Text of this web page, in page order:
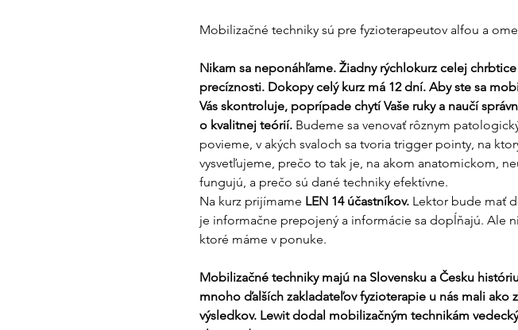
Mobilizačné techniky sú pre fyzioterapeutov alfou a
Nikam sa neponáhľame. Žiadny rýchlokurz celej
precíznosti. Dokopy celý kurz má 12 dní. Aby ste sa
Vás skontroluje, poprípade chytí Vaše ruky a naučí
o kvalitnej teórií. Budeme sa venovať rôznym
povieme, v akých svaloch sa tvoria trigger pointy, na
vysvetľujeme, prečo to tak je, na akom anatomickom,
fungujú, a prečo sú dané techniky efektívne.
Na kurz prijímame LEN 14 účastníkov. Lektor bude mať
je informačne prepojený a informácie sa dopĺňajú. Ale
ktoré máme v ponuke.
Mobilizačné techniky majú na Slovensku a Česku
mnoho ďalších zakladateľov fyzioterapie u nás mali
výsledkov. Lewit dodal mobilizačným technikám